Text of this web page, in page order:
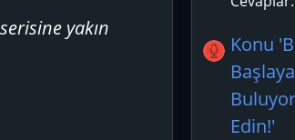
yakın
Konu
Edin!'